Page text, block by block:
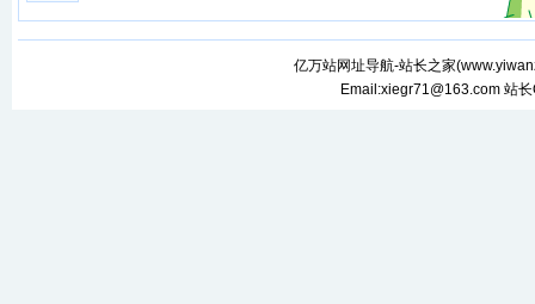
亿万站网址导航-站长之家(
Email:xiegr71@163.com 站